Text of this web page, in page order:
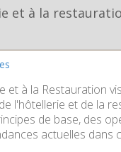
et à la
et à la
l'hôtellerie et de la
de base, des
actuelles